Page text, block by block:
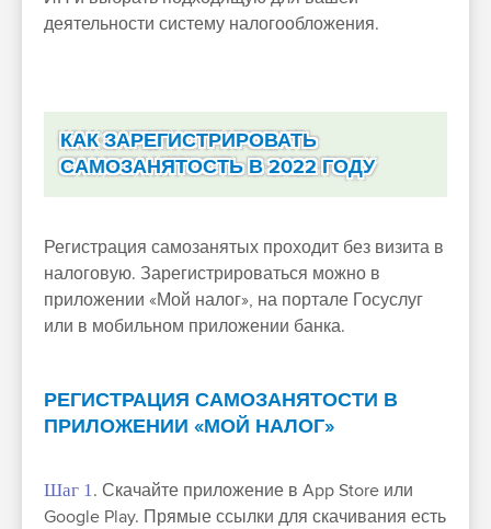
деятельности систему налогообложения.
КАК ЗАРЕГИСТРИРОВАТЬ
САМОЗАНЯТОСТЬ В 2022 ГОДУ
Регистрация самозанятых проходит без визита в
налоговую. Зарегистрироваться можно в
приложении «Мой налог», на портале Госуслуг
или в мобильном приложении банка.
РЕГИСТРАЦИЯ САМОЗАНЯТОСТИ В
ПРИЛОЖЕНИИ «МОЙ НАЛОГ»
Шаг 1. Скачайте приложение в App Store или
Google Play. Прямые ссылки для скачивания есть